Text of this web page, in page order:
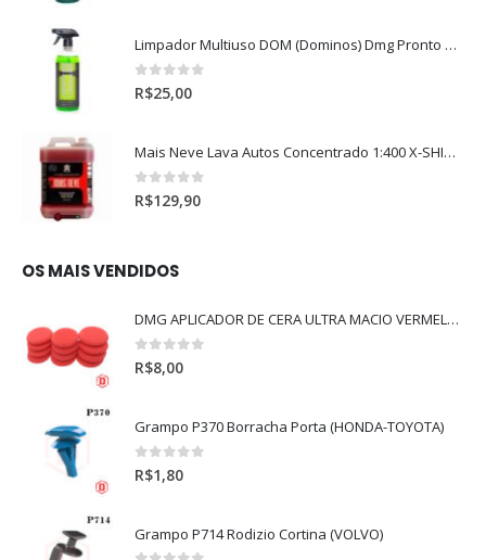
Limpador Multiuso DOM (Dominos) Dmg Pronto P/Uso (500ml)
0out of 5
R$25,00
Mais Neve Lava Autos Concentrado 1:400 X-SHINE 5Litros
0out of 5
R$129,90
OS MAIS VENDIDOS
DMG APLICADOR DE CERA ULTRA MACIO VERMELHO l
0out of 5
R$8,00
Grampo P370 Borracha Porta (HONDA-TOYOTA)
0 out of 5
R$1,80
Grampo P714 Rodizio Cortina (VOLVO)